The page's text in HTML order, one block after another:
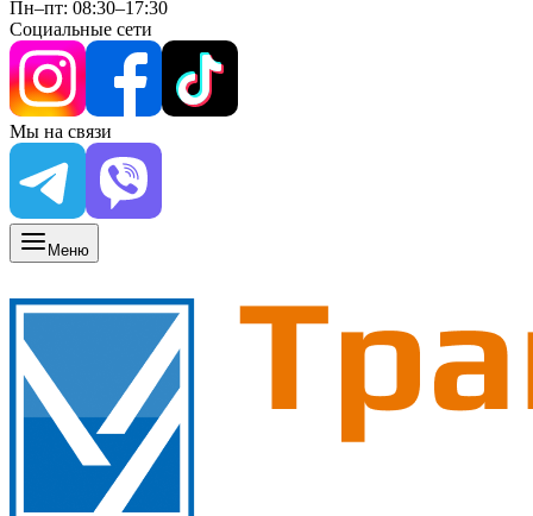
Пн–пт: 08:30–17:30
Социальные сети
Мы на связи
Меню